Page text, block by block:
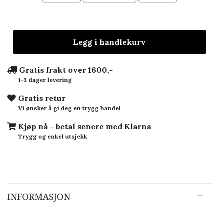
Legg i handlekurv
Gratis frakt over 1600,-
1-3 dager levering
Gratis retur
Vi ønsker å gi deg en trygg handel
Kjøp nå - betal senere med Klarna
Trygg og enkel utsjekk
INFORMASJON